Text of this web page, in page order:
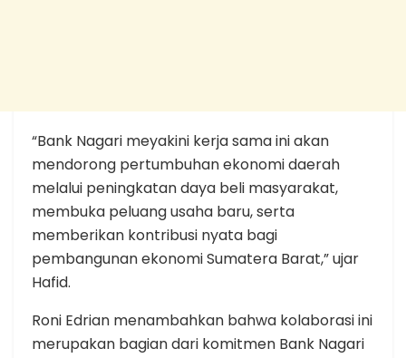
“Bank Nagari meyakini kerja sama ini akan
mendorong pertumbuhan ekonomi daerah
melalui peningkatan daya beli masyarakat,
membuka peluang usaha baru, serta
memberikan kontribusi nyata bagi
pembangunan ekonomi Sumatera Barat,” ujar
Hafid.
Roni Edrian menambahkan bahwa kolaborasi ini
merupakan bagian dari komitmen Bank Nagari